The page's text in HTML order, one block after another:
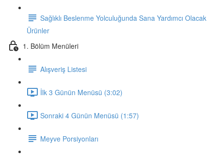
Sağlıklı Beslenme Yolculuğunda Sana Yardımcı Olacak
Ürünler
1. Bölüm Menüleri
Alışveriş Listesi
İlk 3 Günün Menüsü (3:02)
Sonraki 4 Günün Menüsü (1:57)
Meyve Porsiyonları